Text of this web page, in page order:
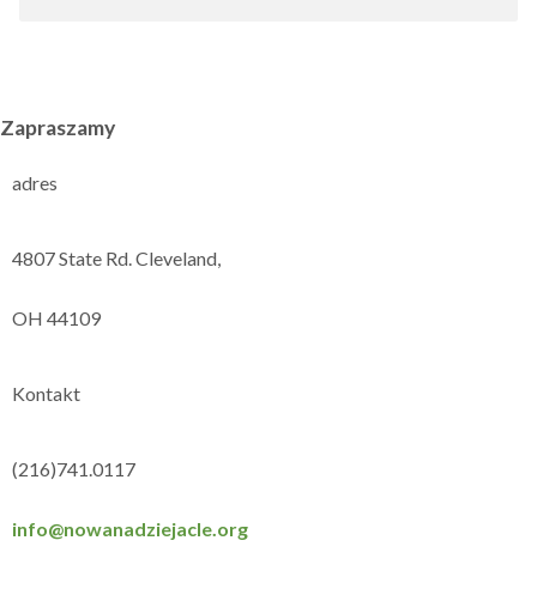
Zapraszamy
adres
4807 State Rd. Cleveland,
OH 44109
Kontakt
(216)741.0117
info@nowanadziejacle.org